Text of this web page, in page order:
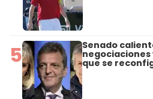
5 Senado
negociaciones
que se